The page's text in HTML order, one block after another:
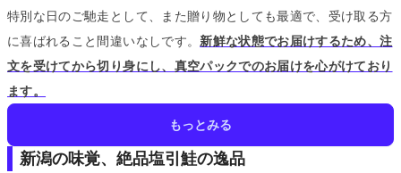
特別な日のご馳走として、また贈り物としても最適で、受け取る方
に喜ばれること間違いなしです。 新鮮な状態でお届けするため、注
文を受けてから切り身にし、真空パックでのお届けを心がけており
ます。
もっとみる
新潟の味覚、絶品塩引鮭の逸品